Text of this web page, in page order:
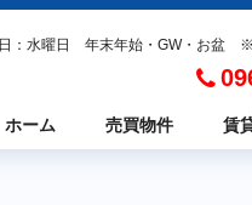
：水曜日 年末年始・GW・お盆 ※
ホーム 売買物件 賃